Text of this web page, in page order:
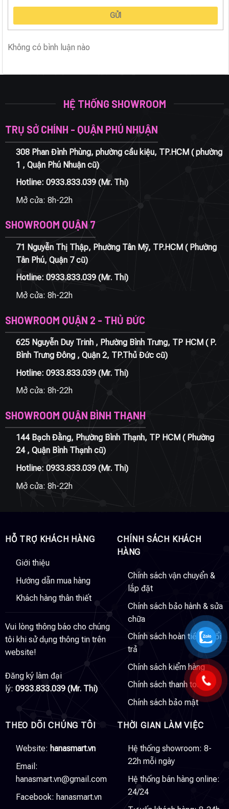
GỬI
Không có bình luận nào
HỆ THỐNG SHOWROOM
TRỤ SỞ CHÍNH - QUẬN PHÚ NHUẬN
308 Phan Đình Phùng, phường cầu kiệu, TP.HCM ( phường
1 , Quận Phú Nhuận cũ)
Hotline: 0933.833.039(Mr. Thi)
Mở cửa: 8h-22h
SHOWROOM QUẬN 7
71 Nguyễn Thị Thập, Phường Tân Mỹ, TP.HCM ( Phường
Tân Phú, Quận 7 cũ)
Hotline: 0933.833.039(Mr. Thi)
Mở cửa: 8h-22h
SHOWROOM QUẬN 2 - THỦ ĐỨC
625 Nguyễn Duy Trinh , Phường Bình Trưng, TP HCM ( P.
Bình Trưng Đông , Quận 2, TP.Thủ Đức cũ)
Hotline: 0933.833.039(Mr. Thi)
Mở cửa: 8h-22h
SHOWROOM QUẬN BÌNH THẠNH
144 Bạch Đằng, Phường Bình Thạnh, TP HCM ( Phường
24 , Quận Bình Thạnh cũ)
Hotline: 0933.833.039(Mr. Thi)
Mở cửa: 8h-22h
HỖ TRỢ KHÁCH HÀNG
Giới thiệu
Hướng dẫn mua hàng
Khách hàng thân thiết
Vui lòng thông báo cho chúng
tôi khi sử dụng thông tin trên
website!
Đăng ký làm đại
lý: 0933.833.039 (Mr. Thi)
CHÍNH SÁCH KHÁCH
HÀNG
Chính sách vận chuyển &
lắp đặt
Chính sách bảo hành & sửa
chữa
Chính sách hoàn tiền & đổi
trả
Chính sách kiểm hàng
Chính sách thanh toán
Chính sách bảo mật
THEO DÕI CHÚNG TÔI
Website: hanasmart.vn
Email:
hanasmart.vn@gmail.com
Facebook: hanasmart.vn
THỜI GIAN LÀM VIỆC
Hệ thống showroom: 8-
22h mỗi ngày
Hệ thống bán hàng online:
24/24